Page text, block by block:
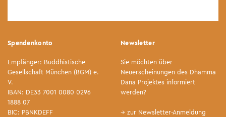
Spendenkonto
Empfänger: Buddhistische
Gesellschaft München (BGM) e.
V.
IBAN: DE33 7001 0080 0296
1888 07
BIC: PBNKDEFF
Newsletter
Sie möchten über
Neuerscheinungen des Dhamma
Dana Projektes informiert
werden?
→ zur Newsletter-Anmeldung